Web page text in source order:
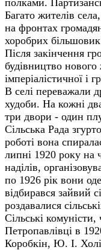
Багато жителів
на фронтах
хоробрих
Після закінчення
будівництво
імперіалістичної і
В селі переважали
худоби. На кожні
три двори - один
Сільська Рада
роботі вона
липні 1920 року на
наділів,
по 1926 рік вони
відбирався зайвий
роздавалися
Сільські
Петропавлівці в
Коробкін, Ю. І.